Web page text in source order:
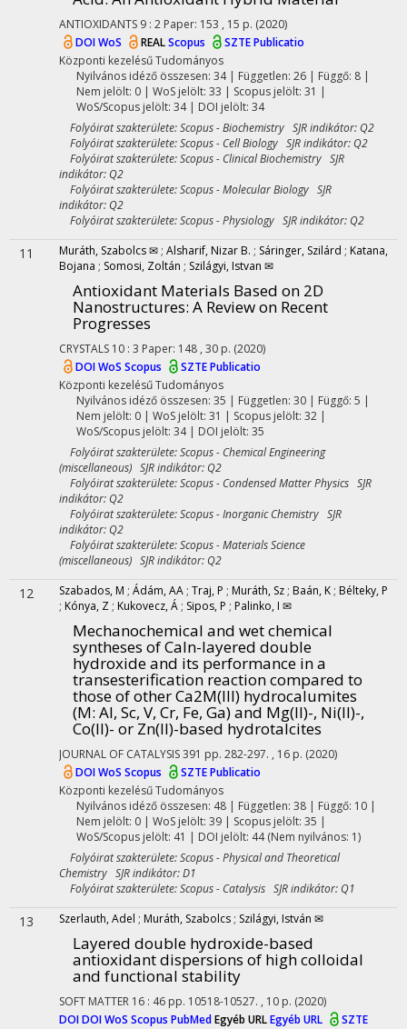
ANTIOXIDANTS 9 : 2 Paper: 153 , 15 p. (2020)
DOIWoS REALScopus
SZTE Publicatio
Központi kezelésűTudományos
Nyilvános idéző összesen: 34| Független: 26 | Függő: 8 |
Nem jelölt: 0 | WoS jelölt: 33 | Scopus jelölt: 31 |
WoS/Scopus jelölt: 34 | DOI jelölt: 34
Folyóirat szakterülete: Scopus - Biochemistry SJR indikátor: Q2
Folyóirat szakterülete: Scopus - Cell Biology SJR indikátor: Q2
Folyóirat szakterülete: Scopus - Clinical Biochemistry SJR
indikátor: Q2
Folyóirat szakterülete: Scopus - Molecular Biology SJR
indikátor: Q2
Folyóirat szakterülete: Scopus - Physiology SJR indikátor: Q2
11 Muráth, Szabolcs ✉ ; Alsharif, Nizar B. ; Sáringer, Szilárd ; Katana,
Bojana ; Somosi, Zoltán ; Szilágyi, Istvan ✉
Antioxidant Materials Based on 2D
Nanostructures: A Review on Recent
Progresses
CRYSTALS 10 : 3 Paper: 148 , 30 p. (2020)
DOIWoS Scopus
SZTE Publicatio
Központi kezelésűTudományos
Nyilvános idéző összesen: 35 | Független: 30 | Függő: 5 |
Nem jelölt: 0 | WoS jelölt: 31 | Scopus jelölt: 32 |
WoS/Scopus jelölt: 34 | DOI jelölt: 35
Folyóirat szakterülete: Scopus - Chemical Engineering
(miscellaneous) SJR indikátor: Q2
Folyóirat szakterülete: Scopus - Condensed Matter Physics SJR
indikátor: Q2
Folyóirat szakterülete: Scopus - Inorganic Chemistry SJR
indikátor: Q2
Folyóirat szakterülete: Scopus - Materials Science
(miscellaneous) SJR indikátor: Q2
12 Szabados, M ; Ádám, AA ; Traj, P ; Muráth, Sz ; Baán, K ; Bélteky, P
; Kónya, Z ; Kukovecz, Á ; Sipos, P ; Palinko, I ✉
Mechanochemical and wet chemical
syntheses of CaIn-layered double
hydroxide and its performance in a
transesterification reaction compared to
those of other Ca2M(III) hydrocalumites
(M: Al, Sc, V, Cr, Fe, Ga) and Mg(II)-, Ni(II)-,
Co(II)- or Zn(II)-based hydrotalcites
JOURNAL OF CATALYSIS391 pp. 282-297. , 16 p. (2020)
DOIWoS Scopus
SZTE Publicatio
Központi kezelésűTudományos
Nyilvános idéző összesen: 48| Független: 38 | Függő: 10 |
Nem jelölt: 0 | WoS jelölt: 39 | Scopus jelölt: 35 |
WoS/Scopus jelölt: 41 | DOI jelölt: 44 (Nem nyilvános: 1)
Folyóirat szakterülete: Scopus - Physical and Theoretical
Chemistry SJR indikátor: D1
Folyóirat szakterülete: Scopus - Catalysis SJR indikátor: Q1
13 Szerlauth, Adel ; Muráth, Szabolcs ; Szilágyi, István ✉
Layered double hydroxide-based
antioxidant dispersions of high colloidal
and functional stability
SOFT MATTER 16 : 46 pp. 10518-10527. , 10 p. (2020)
DOIDOIWoS Scopus PubMedEgyéb URLEgyéb URL
SZTE